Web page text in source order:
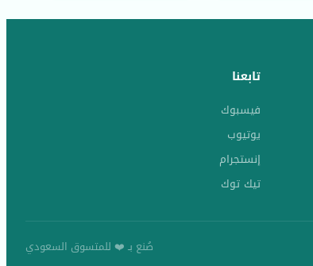
تابعنا
فيسبوك
يوتيوب
إنستجرام
تيك توك
صُنع بـ ❤️ للمتسوق السعودي